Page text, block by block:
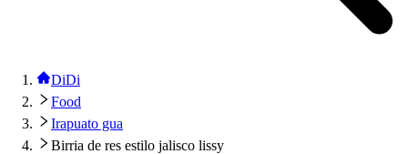
DiDi
Food
Irapuato gua
Birria de res estilo jalisco lissy